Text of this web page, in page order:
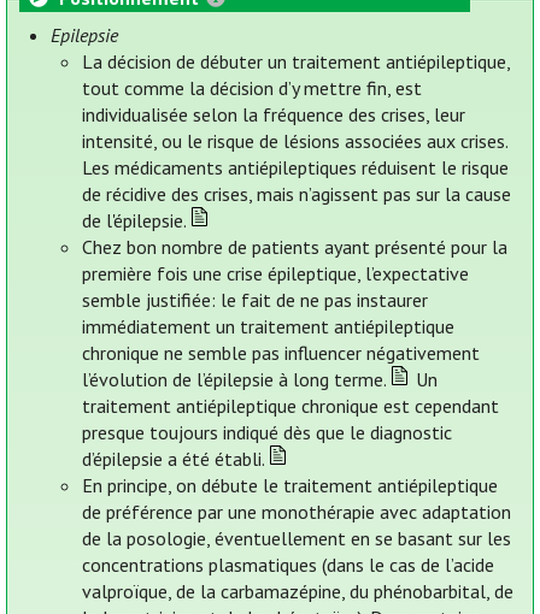
Epilepsie
La décision de débuter un traitement antiépileptique,
tout comme la décision d’y mettre fin, est
individualisée selon la fréquence des crises, leur
intensité, ou le risque de lésions associées aux crises.
Les médicaments antiépileptiques réduisent le risque
de récidive des crises, mais n’agissent pas sur la cause
de l'épilepsie.
Chez bon nombre de patients ayant présenté pour la
première fois une crise épileptique, l’expectative
semble justifiée: le fait de ne pas instaurer
immédiatement un traitement antiépileptique
chronique ne semble pas influencer négativement
l’évolution de l’épilepsie à long terme.
Un
traitement antiépileptique chronique est cependant
presque toujours indiqué dès que le diagnostic
d’épilepsie a été établi.
En principe, on débute le traitement antiépileptique
de préférence par une monothérapie avec adaptation
de la posologie, éventuellement en se basant sur les
concentrations plasmatiques (dans le cas de l’acide
valproïque, de la carbamazépine, du phénobarbital, de